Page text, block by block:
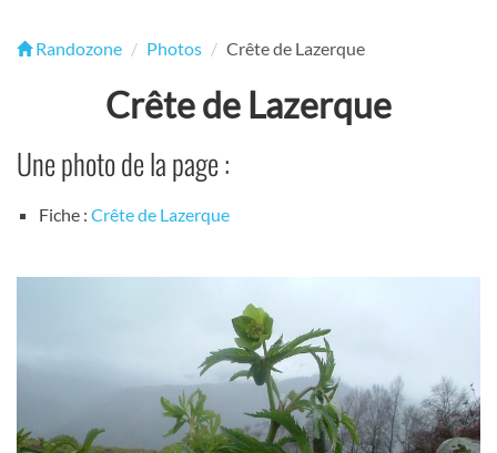
Randozone Photos Crête de Lazerque
Crête de Lazerque
Une photo de la page :
Fiche : Crête de Lazerque